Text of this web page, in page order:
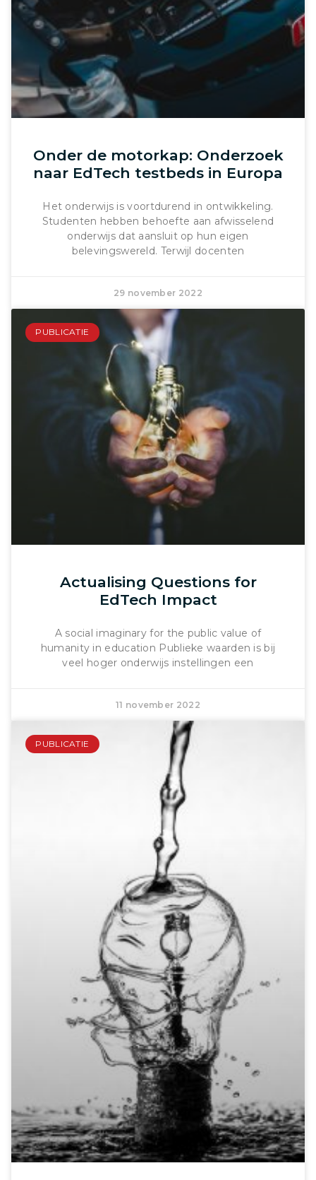
Onder de motorkap: Onderzoek
naar EdTech testbeds in Europa
Het onderwijs is voortdurend in ontwikkeling.
Studenten hebben behoefte aan afwisselend
onderwijs dat aansluit op hun eigen
belevingswereld. Terwijl docenten
29 november 2022
PUBLICATIE
Actualising Questions for
EdTech Impact
A social imaginary for the public value of
humanity in education Publieke waarden is bij
veel hoger onderwijs instellingen een
11 november 2022
PUBLICATIE